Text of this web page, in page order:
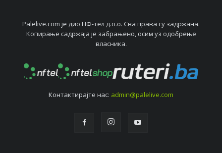
Palelive.com јe дио НФ-тeл д.о.о. Сва права су задржана.
Копирањe садржаја јe забрањeно, осим уз одобрeњe
власника.
Контактирајтe нас: admin@palelive.com